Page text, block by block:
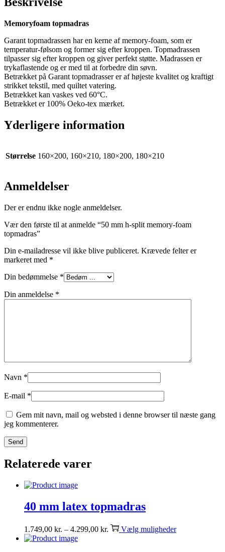
Memoryfoam topmadras
Garant topmadrassen har en kerne af memory-foam, som er
temperatur-følsom og former sig efter kroppen. Topmadrassen
tilpasser sig efter kroppen og giver perfekt støtte. Madrassen er
trykaflastende og er med til at forbedre din søvn.
Betrækket på Garant topmadrasser er af højeste kvalitet og kraftigt
strikket tekstil, med quiltet vatering.
Betrækket kan vaskes ved 60°C.
Betrækket er 100% Oeko-tex mærket.
Yderligere information
Størrelse 160×200, 160×210, 180×200, 180×210
Anmeldelser
Der er endnu ikke nogle anmeldelser.
Vær den første til at anmelde “50 mm h-split memory-foam
topmadras”
Din e-mailadresse vil ikke blive publiceret. Krævede felter er
markeret med *
Din bedømmelse *
Din anmeldelse *
Navn *
E-mail *
Gem mit navn, mail og websted i denne browser til næste gang
jeg kommenterer.
Relaterede varer
40 mm latex topmadras
1.749,00 kr. – 4.299,00 kr. Vælg muligheder